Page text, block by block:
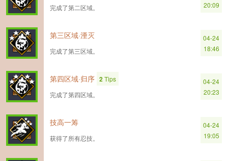
完成了第二区域。
20:09
第三区域·湮灭
完成了第三区域。
04-24
18:46
第四区域·归序 2Tips
完成了第四区域。
04-24
20:23
技高一筹
获得了所有忍技。
04-24
19:05